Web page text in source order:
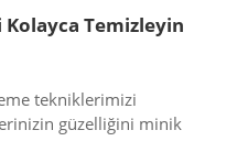
Temizleyin
tekniklerimizi
güzelliğini minik